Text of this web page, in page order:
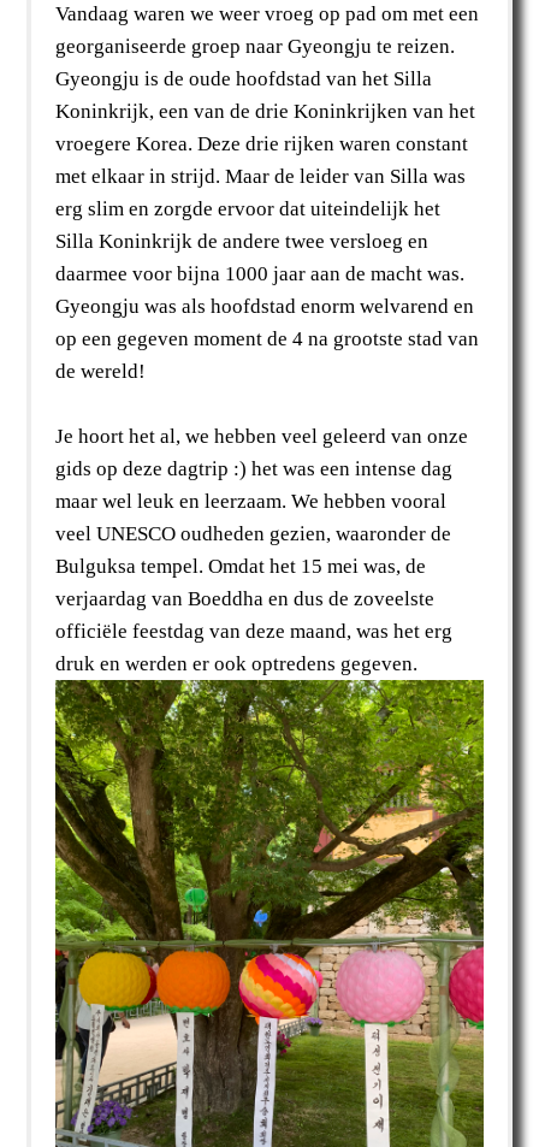
Vandaag waren we weer vroeg op pad om met een
georganiseerde groep naar Gyeongju te reizen.
Gyeongju is de oude hoofdstad van het Silla
Koninkrijk, een van de drie Koninkrijken van het
vroegere Korea. Deze drie rijken waren constant
met elkaar in strijd. Maar de leider van Silla was
erg slim en zorgde ervoor dat uiteindelijk het
Silla Koninkrijk de andere twee versloeg en
daarmee voor bijna 1000 jaar aan de macht was.
Gyeongju was als hoofdstad enorm welvarend en
op een gegeven moment de 4 na grootste stad van
de wereld!
Je hoort het al, we hebben veel geleerd van onze
gids op deze dagtrip :) het was een intense dag
maar wel leuk en leerzaam. We hebben vooral
veel UNESCO oudheden gezien, waaronder de
Bulguksa tempel. Omdat het 15 mei was, de
verjaardag van Boeddha en dus de zoveelste
officiële feestdag van deze maand, was het erg
druk en werden er ook optredens gegeven.